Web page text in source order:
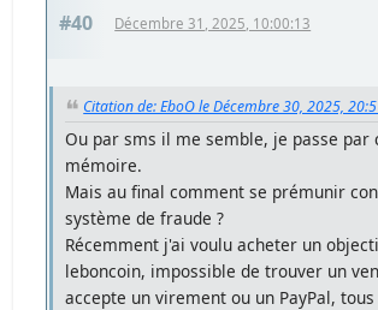
#40 Décembre 31, 2025, 10:00:13
Citation de: EboO le Décembre 30, 2025,
Ou par sms il me semble, je passe par
mémoire.
Mais au final comment se prémunir
système de fraude ?
Récemment j'ai voulu acheter un
leboncoin, impossible de trouver un
accepte un virement ou un PayPal, tous